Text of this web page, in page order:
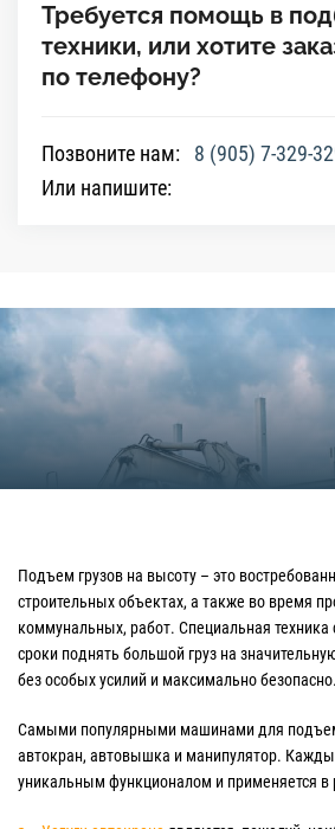
Требуется помощь в
техники, или хотите
по телефону?
Позвоните нам:
8 (905) 7-329-
Или напишите:
Подъем грузов на высоту – это
строительных объектах, а также во время
коммунальных, работ. Специальная техника
сроки поднять большой груз на
без особых усилий и максимально безопасно.
Самыми популярными машинами для
автокран, автовышка и манипулятор.
уникальным функционалом и применяется в